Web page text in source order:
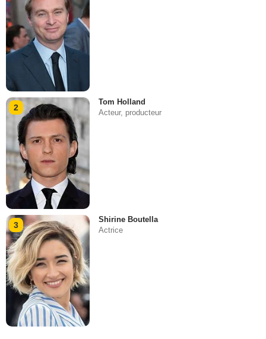
2
Tom Holland
Acteur, producteur
3
Shirine Boutella
Actrice